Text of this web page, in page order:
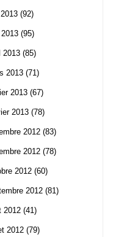
(92)
(95)
2013 (85)
2013 (71)
2013 (67)
2013 (78)
2012 (83)
2012 (78)
2012 (60)
2012 (81)
2012 (41)
2012 (79)